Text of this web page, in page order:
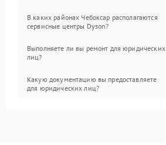
В каких районах Чебоксар располагаются
сервисные центры Dyson?
Выполняете ли вы ремонт для юридических
лиц?
Какую документацию вы предоставляете
для юридических лиц?